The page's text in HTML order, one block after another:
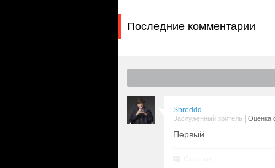
Последние комментарии
Shreddd
Заслуженный зритель Оценка
Первый.